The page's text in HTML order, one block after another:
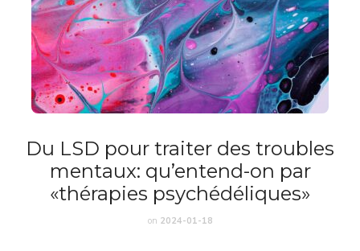
Du LSD pour traiter des troubles
mentaux: qu’entend-on par
«thérapies psychédéliques»
on 2024-01-18